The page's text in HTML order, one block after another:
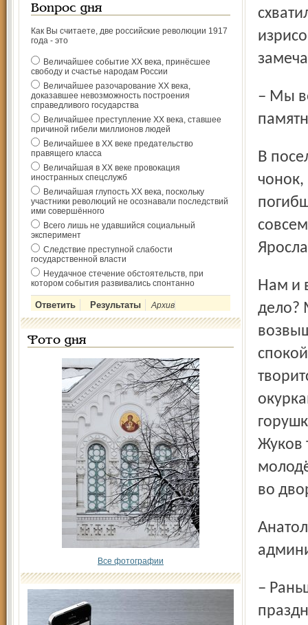
Вопрос дня
Как Вы считаете, две российские революции 1917
года - это
Величайшее событие ХХ века, принёсшее
свободу и счастье народам России
Величайшее разочарование ХХ века,
доказавшее невозможность построения
справедливого государства
Величайшее преступление ХХ века, ставшее
причиной гибели миллионов людей
Величайшее в ХХ веке предательство
правящего класса
Величайшая в ХХ веке провокация
иностранных спецслужб
Величайшая глупость ХХ века, поскольку
участники революций не осознавали последствий
ими совершённого
Всего лишь не удавшийся социальный
эксперимент
Следствие преступной слабости
государственной власти
Неудачное стечение обстоятельств, при
котором события развивались спонтанно
Архив
Фото дня
Все фотографии
– Мы ведь только к 9 Мая отремонтировали, покрасили
В поселковой администрации возмущены поступком дев­
чонок,
Нам и в школе сказали то же самое. Но только ли в этом
дело?
Жуков
во
Анатолий Петрович вспоминает тут о бывшем главе
– Раньше Селяев перед Днём Победы, когда стелу к